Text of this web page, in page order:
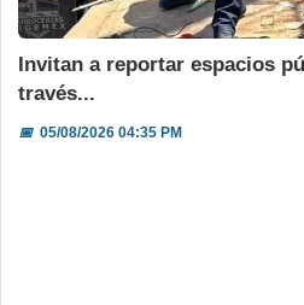
Invitan a reportar espacios
través...
📅05/08/2026 04:35 PM